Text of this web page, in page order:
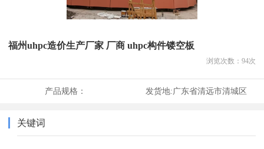
福州uhpc造价生产厂家 厂商 uhpc构件镂空板
浏览次数： 94次
产品规格： 发货地:广东省清远市清城区
关键词